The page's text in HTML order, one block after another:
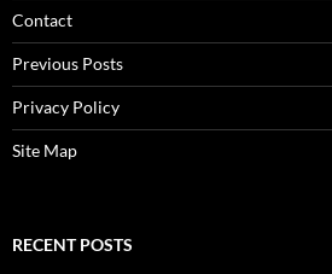
Contact
Previous Posts
Privacy Policy
Site Map
RECENT POSTS